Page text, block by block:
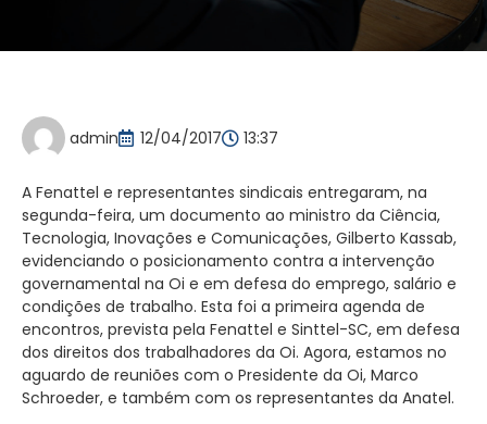
admin 12/04/2017 13:37
A Fenattel e representantes sindicais entregaram, na
segunda-feira, um documento ao ministro da Ciência,
Tecnologia, Inovações e Comunicações, Gilberto Kassab,
evidenciando o posicionamento contra a intervenção
governamental na Oi e em defesa do emprego, salário e
condições de trabalho. Esta foi a primeira agenda de
encontros, prevista pela Fenattel e Sinttel-SC, em defesa
dos direitos dos trabalhadores da Oi. Agora, estamos no
aguardo de reuniões com o Presidente da Oi, Marco
Schroeder, e também com os representantes da Anatel.